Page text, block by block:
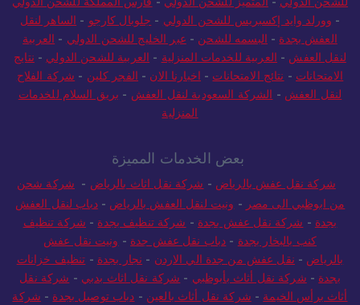
- وورلد وايد إكسبريس للشحن الدولي - جلوبال كارجو - الساهر لنقل
العفش بجدة - البسمه للشحن - عبر الخليج للشحن الدولي - العربية
لنقل العفش - العربية للخدمات المنزلية - العربية للشحن الدولي - نتايج
الامتحانات - نتائج الامتحانات - اخبارنا الان - الفجر كلين - شركة الفلاح
لنقل العفش - الشركة السعودية لنقل العفش - بريق السلام للخدمات
المنزلية
بعض الخدمات المميزة
شركة نقل عفش بالرياض - شركة نقل اثاث بالرياض - شركة شحن
من ابوظبي الى مصر - ونيت لنقل العفش بالرياض -دباب لنقل العفش
بجدة - شركة نقل عفش بجدة - شركة تنظيف بجدة - شركة تنظيف
كنب بالبخار بجدة - دباب نقل عفش جدة - ونيت نقل عفش
بالرياض - نقل عفش من جدة الي الاردن - نجار بجدة - تنظيف خزانات
بجدة - شركة نقل أثاث بأبوظبي - شركة نقل اثاث بدبي - شركة نقل
أثاث برأس الخيمة - شركة نقل أثاث بالعين - دباب توصيل بجدة - شركة